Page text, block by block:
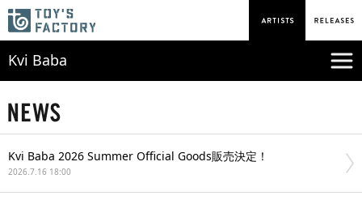
Kvi Baba
Kvi Baba 2026 Summer Official Goods販売決定！
2026.7.16 18:00